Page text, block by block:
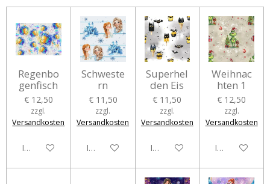
Regenbo
genfisch
€ 12,50
zzgl.
Versandkosten
In den Warenkorb
Schweste
rn
€ 11,50
zzgl.
Versandkosten
In den Warenkorb
Superhel
den Eis
€ 11,50
zzgl.
Versandkosten
In den Warenkorb
Weihnac
hten 1
€ 12,50
zzgl.
Versandkosten
In den